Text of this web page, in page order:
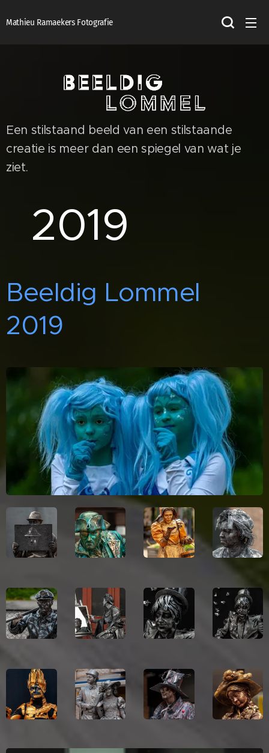
Mathieu Ramaekers Fotografie
Een stilstaand beeld van een stilstaande
creatie is meer dan een spiegel van wat je
ziet.
2019
Beeldig Lommel
2019